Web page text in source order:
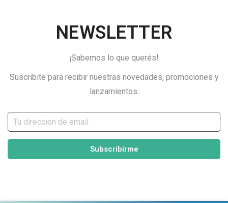
NEWSLETTER
¡Sabemos lo que querés!
Suscribite para recibir nuestras novedades, promociones y
lanzamientos.
Subscribirme